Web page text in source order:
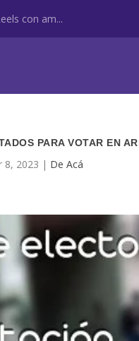
con am...
PARA VOTAR EN
8, 2023 | De Acá